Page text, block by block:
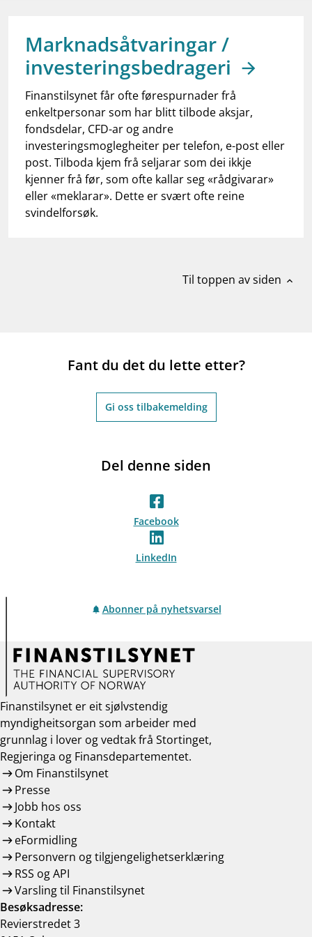
dashboardInformasjon for investorer
notifications_noneAbonner på nyhetsvarsel
Marknadsåtvaringar /
investeringsbedrageri
Finanstilsynet får ofte førespurnader frå
enkeltpersonar som har blitt tilbode aksjar,
fondsdelar, CFD-ar og andre
investeringsmoglegheiter per telefon, e-post eller
post. Tilboda kjem frå seljarar som dei ikkje
kjenner frå før, som ofte kallar seg «rådgivarar»
eller «meklarar». Dette er svært ofte reine
svindelforsøk.
Til toppen av siden expand_less
Fant du det du lette etter?
Gi oss tilbakemelding
Del denne siden
Facebook
LinkedIn
Abonner på nyhetsvarsel
Finanstilsynet er eit sjølvstendig
myndigheitsorgan som arbeider med
grunnlag i lover og vedtak frå Stortinget,
Regjeringa og Finansdepartementet.
Om Finanstilsynet
Presse
Jobb hos oss
Kontakt
eFormidling
Personvern og tilgjengelighetserklæring
RSS og API
Varsling til Finanstilsynet
Besøksadresse:
Revierstredet 3